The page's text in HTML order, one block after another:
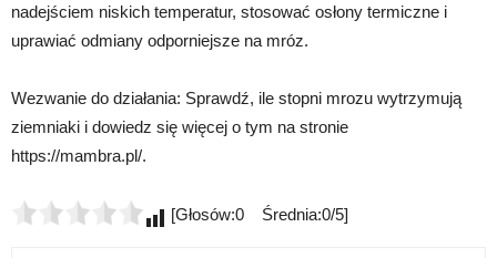
nadejściem niskich temperatur, stosować osłony termiczne i
uprawiać odmiany odporniejsze na mróz.
Wezwanie do działania: Sprawdź, ile stopni mrozu wytrzymują
ziemniaki i dowiedz się więcej o tym na stronie
https://mambra.pl/.
[Głosów:0 Średnia:0/5]